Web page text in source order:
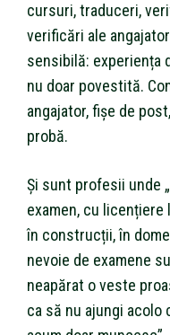
cursuri, traduceri,
verificări ale
sensibilă: experiența
nu doar povestită.
angajator, fișe de
probă.
Și sunt profesii unde
examen, cu licențiere
în construcții, în
nevoie de examene
neapărat o veste
ca să nu ajungi acolo